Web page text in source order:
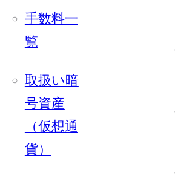
手数料一
覧
取扱い暗
号資産
（仮想通
貨）